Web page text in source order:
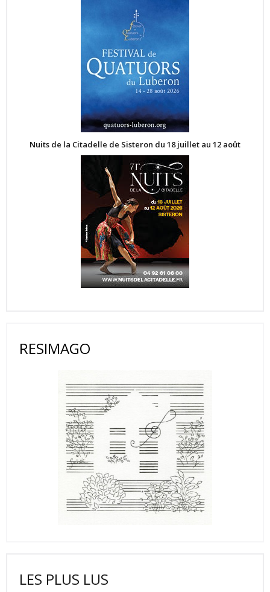
Nuits de la Citadelle de Sisteron du 18 juillet au 12 août
RESIMAGO
LES PLUS LUS